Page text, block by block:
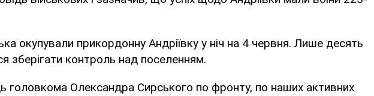
окупували прикордонну Андріївку у ніч на 4 червня. Лише десять
зберігати контроль над поселенням.
головкома Олександра Сирського по фронту, по наших активних